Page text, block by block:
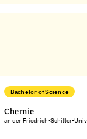
Bachelor of Science
Chemie
an der Friedrich-Schiller-